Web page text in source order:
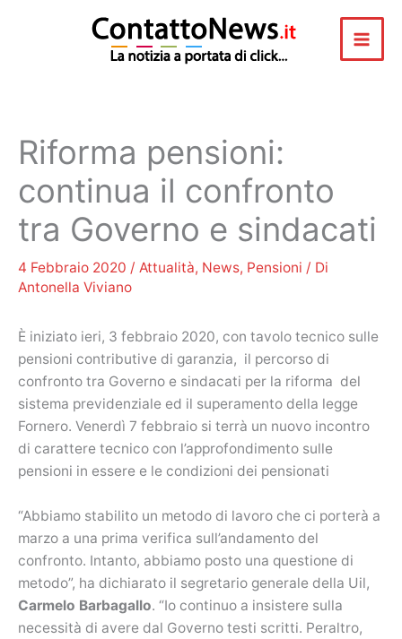
Riforma pensioni:
continua il confronto
tra Governo e sindacati
4 Febbraio 2020 / Attualità, News, Pensioni / Di
Antonella Viviano
È iniziato ieri, 3 febbraio 2020, con tavolo tecnico sulle
pensioni contributive di garanzia, il percorso di
confronto tra Governo e sindacati per la riforma del
sistema previdenziale ed il superamento della legge
Fornero. Venerdì 7 febbraio si terrà un nuovo incontro
di carattere tecnico con l’approfondimento sulle
pensioni in essere e le condizioni dei pensionati
“Abbiamo stabilito un metodo di lavoro che ci porterà a
marzo a una prima verifica sull’andamento del
confronto. Intanto, abbiamo posto una questione di
metodo”, ha dichiarato il segretario generale della Uil,
Carmelo Barbagallo. “Io continuo a insistere sulla
necessità di avere dal Governo testi scritti. Peraltro,